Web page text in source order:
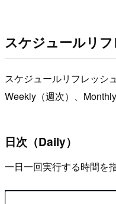
スケジュールリ
スケジュールリフレッシ
Weekly（週次）、
日次（Daily）
一日一回実行する時間を